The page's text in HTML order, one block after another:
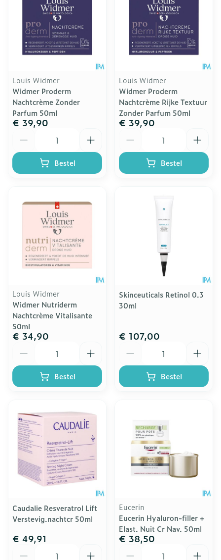
Louis Widmer
Widmer Proderm
Nachtcrème Zonder
Parfum 50ml
€ 39,90
Bestel
Louis Widmer
Widmer Proderm
Nachtcrème Rijke Textuur
Zonder Parfum 50ml
€ 39,90
Bestel
Louis Widmer
Widmer Nutriderm
Nachtcrème Vitalisante
50ml
€ 34,90
Bestel
Skinceuticals Retinol 0.3
30ml
€ 107,00
Bestel
Caudalie Resveratrol Lift
Verstevig.nachtcr 50ml
€ 49,91
Eucerin
Eucerin Hyaluron-filler +
Elast. Nuit Cr Nav. 50ml
€ 38,50